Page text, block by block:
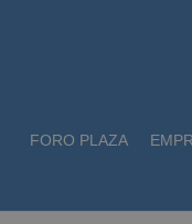
FORO PLAZA